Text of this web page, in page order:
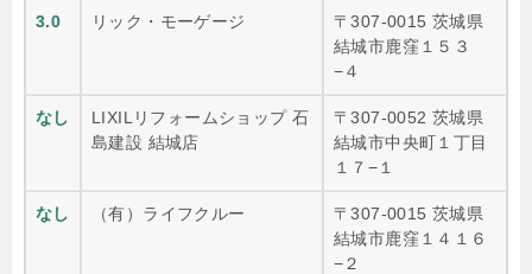
3.0 リック・モーゲージ
〒307-0015 茨城県
結城市鹿窪１５３
−４
なし
LIXILリフォームショップ 石
島建設 結城店
〒307-0052 茨城県
結城市中央町１丁目
１７−１
なし （有）ライフクルー
〒307-0015 茨城県
結城市鹿窪１４１６
−２